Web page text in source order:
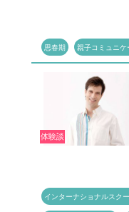
思春期 親子コミュニケ
体験談
インターナショナルスク